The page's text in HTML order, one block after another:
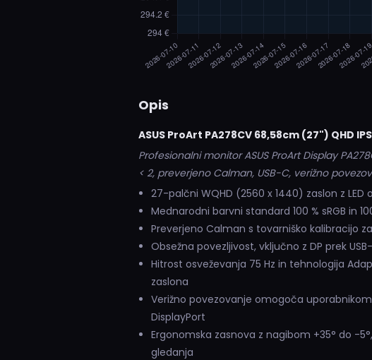
Opis
ASUS ProArt PA278CV 68,58cm (27") QHD
Profesionalni monitor ASUS ProArt Display
< 2, preverjeno Calman, USB-C, verižno
27-palčni WQHD (2560 x 1440) zaslon z
Mednarodni barvni standard 100 % sRGB in
Preverjeno Calman s tovarniško kalibracijo
Obsežna povezljivost, vključno z DP prek
Hitrost osveževanja 75 Hz in tehnologija
zaslona
Verižno povezovanje omogoča
DisplayPort
Ergonomska zasnova z nagibom +35° do -
gledanja